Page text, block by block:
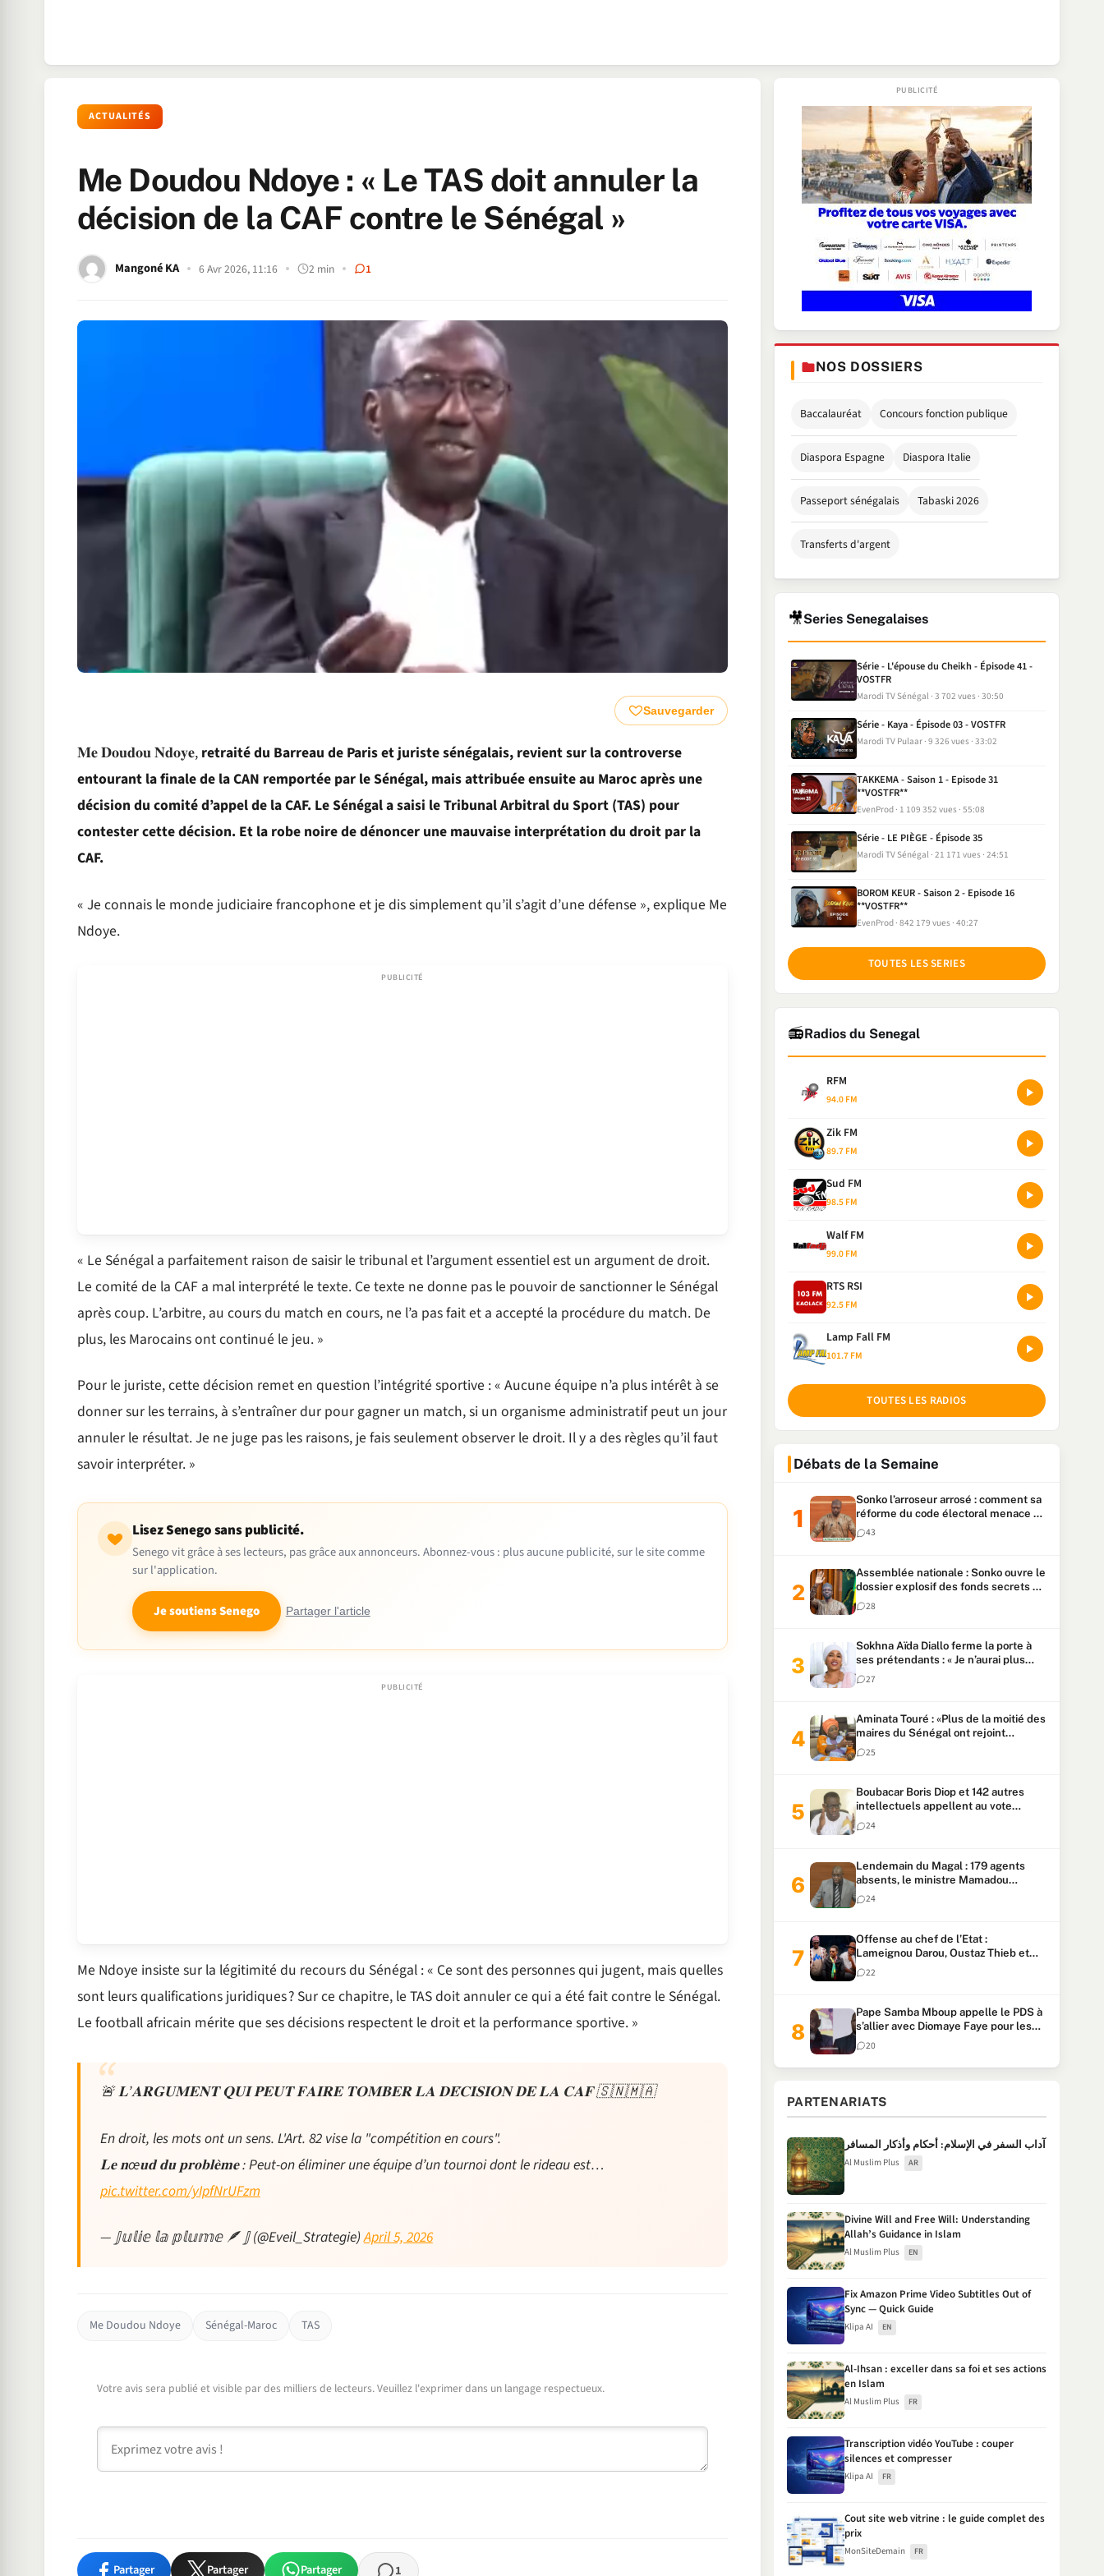
ACTUALITÉS
Me Doudou Ndoye : « Le TAS doit annuler la
décision de la CAF contre le Sénégal »
Mangoné KA 6 Avr 2026, 11:16 2 min 1
Sauvegarder
𝐌𝐞 𝐃𝐨𝐮𝐝𝐨𝐮 𝐍𝐝𝐨𝐲𝐞, retraité du Barreau de Paris et juriste sénégalais, revient sur la controverse
entourant la finale de la CAN remportée par le Sénégal, mais attribuée ensuite au Maroc après une
décision du comité d’appel de la CAF. Le Sénégal a saisi le Tribunal Arbitral du Sport (TAS) pour
contester cette décision. Et la robe noire de dénoncer une mauvaise interprétation du droit par la
CAF.
« Je connais le monde judiciaire francophone et je dis simplement qu’il s’agit d’une défense », explique Me
Ndoye.
« Le Sénégal a parfaitement raison de saisir le tribunal et l’argument essentiel est un argument de droit.
Le comité de la CAF a mal interprété le texte. Ce texte ne donne pas le pouvoir de sanctionner le Sénégal
après coup. L’arbitre, au cours du match en cours, ne l’a pas fait et a accepté la procédure du match. De
plus, les Marocains ont continué le jeu. »
Pour le juriste, cette décision remet en question l’intégrité sportive : « Aucune équipe n’a plus intérêt à se
donner sur les terrains, à s’entraîner dur pour gagner un match, si un organisme administratif peut un jour
annuler le résultat. Je ne juge pas les raisons, je fais seulement observer le droit. Il y a des règles qu’il faut
savoir interpréter. »
Lisez Senego sans publicité.
Senego vit grâce à ses lecteurs, pas grâce aux annonceurs. Abonnez-vous : plus aucune publicité, sur le site comme
sur l'application.
Je soutiens Senego Partager l'article
Me Ndoye insiste sur la légitimité du recours du Sénégal : « Ce sont des personnes qui jugent, mais quelles
sont leurs qualifications juridiques ? Sur ce chapitre, le TAS doit annuler ce qui a été fait contre le Sénégal.
Le football africain mérite que ses décisions respectent le droit et la performance sportive. »
🚨 𝐋’𝐀𝐑𝐆𝐔𝐌𝐄𝐍𝐓 𝐐𝐔𝐈 𝐏𝐄𝐔𝐓 𝐅𝐀𝐈𝐑𝐄 𝐓𝐎𝐌𝐁𝐄𝐑 𝐋𝐀 𝐃𝐄́𝐂𝐈𝐒𝐈𝐎𝐍 𝐃𝐄 𝐋𝐀 𝐂𝐀𝐅 🇸🇳🇲🇦
En droit, les mots ont un sens. L'Art. 82 vise la "compétition en cours".
𝐋𝐞 𝐧œ𝐮𝐝 𝐝𝐮 𝐩𝐫𝐨𝐛𝐥𝐞̀𝐦𝐞 : Peut-on éliminer une équipe d’un tournoi dont le rideau est…
pic.twitter.com/yIpfNrUFzm
— 𝕁𝕦𝕝𝕚𝕖 𝕝𝕒 𝕡𝕝𝕦𝕞𝕖 🪶 𝕁 (@Eveil_Strategie)April 5, 2026
Me Doudou Ndoye Sénégal-Maroc TAS
Votre avis sera publié et visible par des milliers de lecteurs. Veuillez l'exprimer dans un langage respectueux.
Partager Partager Partager 1
NOS DOSSIERS
Baccalauréat Concours fonction publique
Diaspora Espagne Diaspora Italie
Passeport sénégalais Tabaski 2026
Transferts d'argent
🎥Series Senegalaises
Série - L'épouse du Cheikh - Épisode 41 -
VOSTFR
Marodi TV Sénégal 3 702 vues 30:50
Série - Kaya - Épisode 03 - VOSTFR
Marodi TV Pulaar 9 326 vues 33:02
TAKKEMA - Saison 1 - Episode 31
**VOSTFR**
EvenProd 1 109 352 vues 55:08
Série - LE PIÈGE - Épisode 35
Marodi TV Sénégal 21 171 vues 24:51
BOROM KEUR - Saison 2 - Episode 16
**VOSTFR**
EvenProd 842 179 vues 40:27
TOUTES LES SERIES
📻Radios du Senegal
RFM
94.0 FM
Zik FM
89.7 FM
Sud FM
98.5 FM
Walf FM
99.0 FM
RTS RSI
92.5 FM
Lamp Fall FM
101.7 FM
TOUTES LES RADIOS
Débats de la Semaine
Sonko l’arroseur arrosé : comment sa
réforme du code électoral menace sa
candidature
43
Assemblée nationale : Sonko ouvre le
dossier explosif des fonds secrets et
du patrimoine présidentiel
28
Sokhna Aïda Diallo ferme la porte à
ses prétendants : « Je n’aurai plus
jamais un autre mari »
27
Aminata Touré : «Plus de la moitié des
maires du Sénégal ont rejoint
Kiiraay»
25
Boubacar Boris Diop et 142 autres
intellectuels appellent au vote
urgent de la révision
constitutionnelle
24
Lendemain du Magal : 179 agents
absents, le ministre Mamadou
Lamine Dianté exige des explications
24
Offense au chef de l’Etat :
Lameignou Darou, Oustaz Thieb et
Ndiaye Touba lourdement
condamnés
22
Pape Samba Mboup appelle le PDS à
s’allier avec Diomaye Faye pour les
locales et tacle Sonko
20
PARTENARIATS
آداب السفر في الإسلام: أحكام وأذكار المسافر
Al Muslim Plus AR
Divine Will and Free Will: Understanding
Allah’s Guidance in Islam
Al Muslim Plus EN
Fix Amazon Prime Video Subtitles Out of
Sync — Quick Guide
Klipa AI EN
Al-Ihsan : exceller dans sa foi et ses actions
en Islam
Al Muslim Plus FR
Transcription vidéo YouTube : couper
silences et compresser
Klipa AI FR
Cout site web vitrine : le guide complet des
prix
MonSiteDemain FR